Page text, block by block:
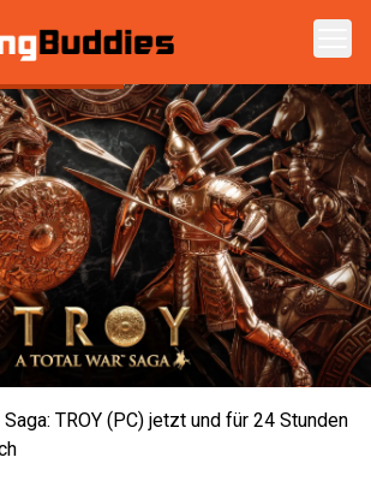
TROY (PC) jetzt und für 24 Stunden